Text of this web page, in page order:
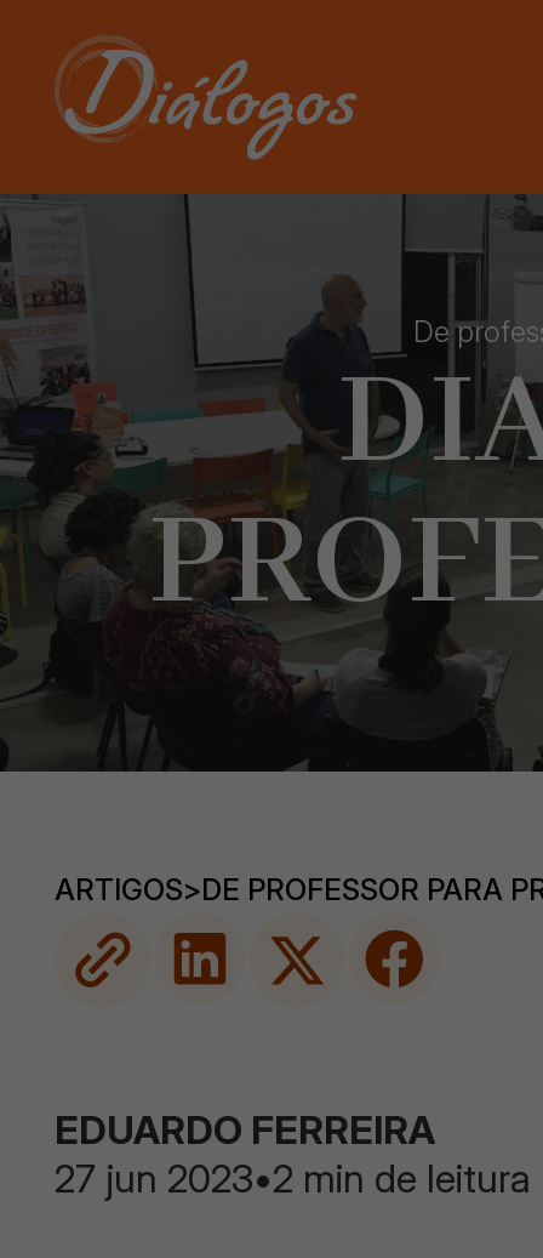
De
ARTIGOS>DE PROFESSOR PARA
EDUARDO FERREIRA
27 jun 2023•2 min de leitura